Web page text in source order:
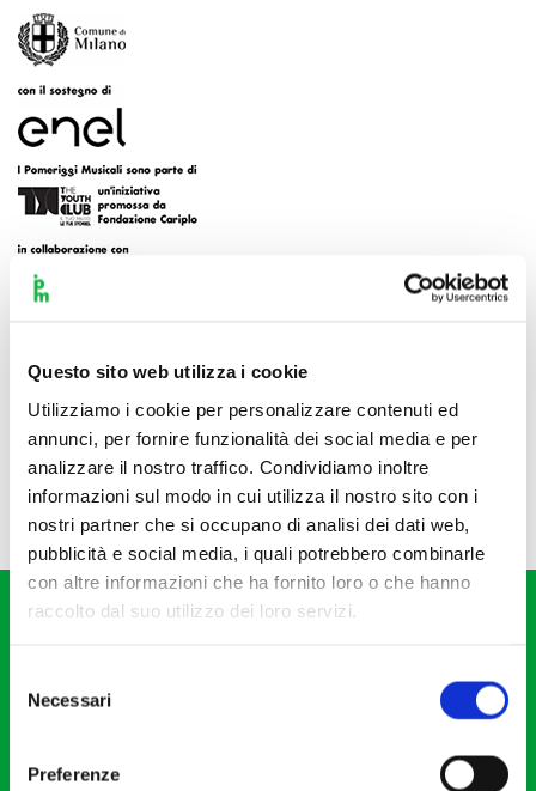
Questo sito web utilizza i cookie
Utilizziamo i cookie per personalizzare contenuti ed
annunci, per fornire funzionalità dei social media e per
analizzare il nostro traffico. Condividiamo inoltre
informazioni sul modo in cui utilizza il nostro sito con i
nostri partner che si occupano di analisi dei dati web,
pubblicità e social media, i quali potrebbero combinarle
con altre informazioni che ha fornito loro o che hanno
raccolto dal suo utilizzo dei loro servizi.
delNecessari
Preferenze
Via S. Giovanni sul Muro, 2